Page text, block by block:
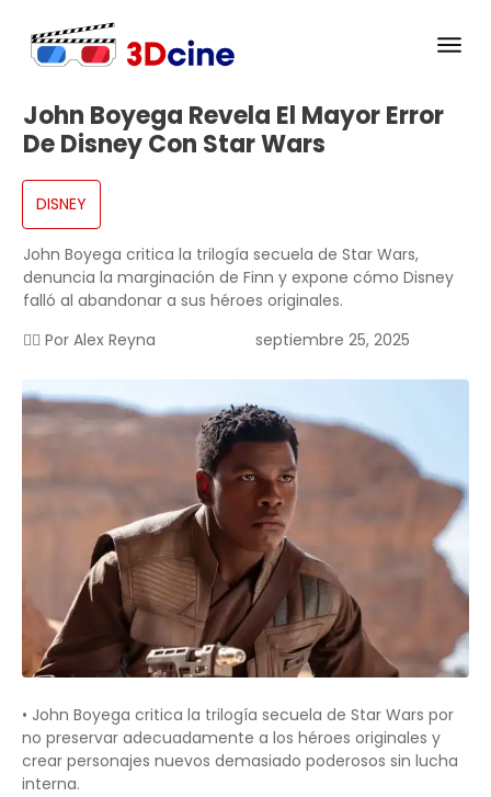
John Boyega Revela El Mayor Error
De Disney Con Star Wars
DISNEY
John Boyega critica la trilogía secuela de Star Wars,
denuncia la marginación de Finn y expone cómo Disney
falló al abandonar a sus héroes originales.
✍🏻 Por Alex Reyna septiembre 25, 2025
• John Boyega critica la trilogía secuela de Star Wars por
no preservar adecuadamente a los héroes originales y
crear personajes nuevos demasiado poderosos sin lucha
interna.